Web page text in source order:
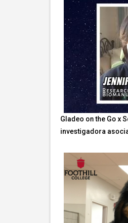
Gladeo on the Go x
investigadora